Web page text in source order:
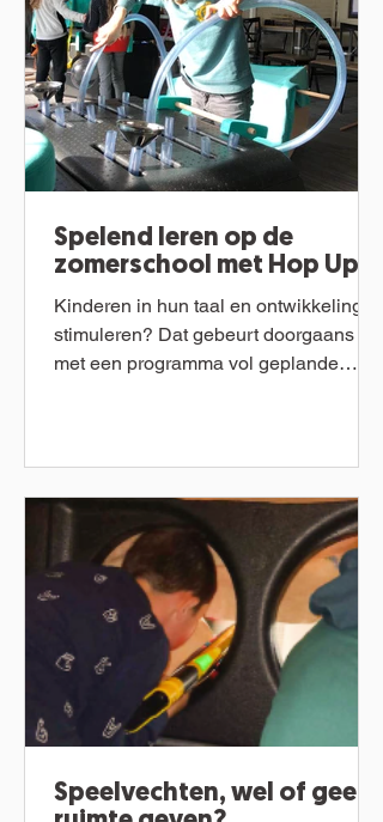
Spelend leren op de
zomerschool met Hop Up
Kinderen in hun taal en ontwikkeling
stimuleren? Dat gebeurt doorgaans
met een programma vol geplande
Speelvechten, wel of geen